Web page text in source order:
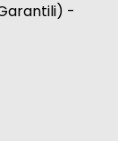
-